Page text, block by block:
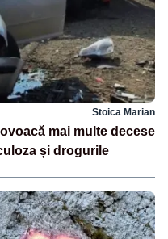
Stoica Marian
mai multe decese
și drogurile